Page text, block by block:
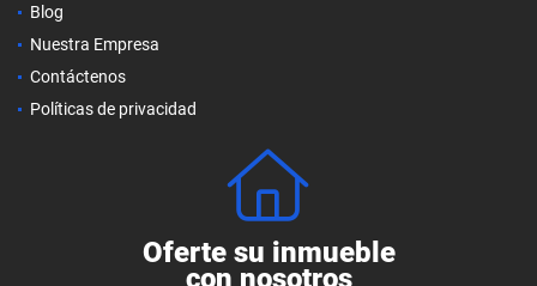
Blog
Nuestra Empresa
Contáctenos
Políticas de privacidad
Oferte su inmueble
con nosotros